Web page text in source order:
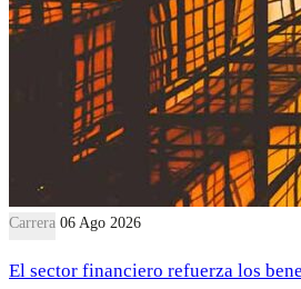
Carrera 06 Ago 2026
El sector financiero refuerza los